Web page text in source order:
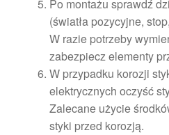
Po montażu sprawdź
(światła pozycyjne,
W razie potrzeby
zabezpiecz elementy
W przypadku korozji
elektrycznych oczyść
Zalecane użycie
styki przed korozją.